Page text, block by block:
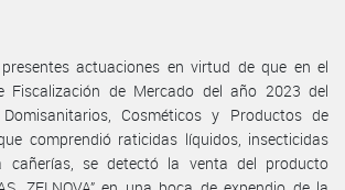
actuaciones en virtud de que en el
Fiscalización de Mercado del año 2023 del
Cosméticos y Productos de
comprendió raticidas líquidos, insecticidas
cañerías, se detectó la venta del producto